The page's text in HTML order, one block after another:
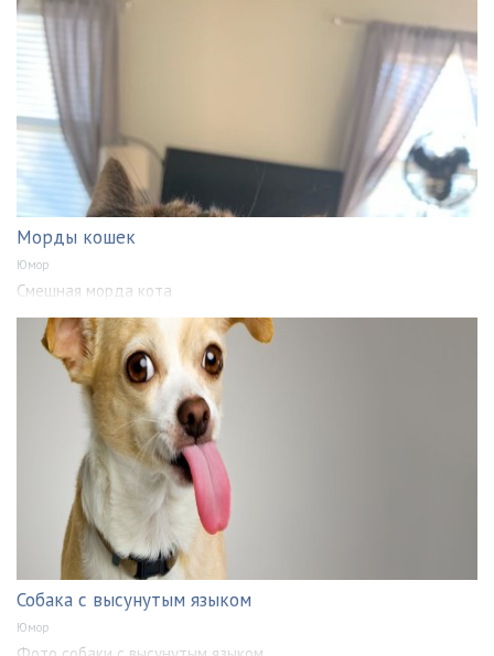
Морды кошек
Юмор
Смешная морда кота
Собака с высунутым языком
Юмор